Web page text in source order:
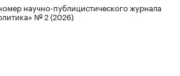
научно-публицистического журнала
№ 2 (2026)